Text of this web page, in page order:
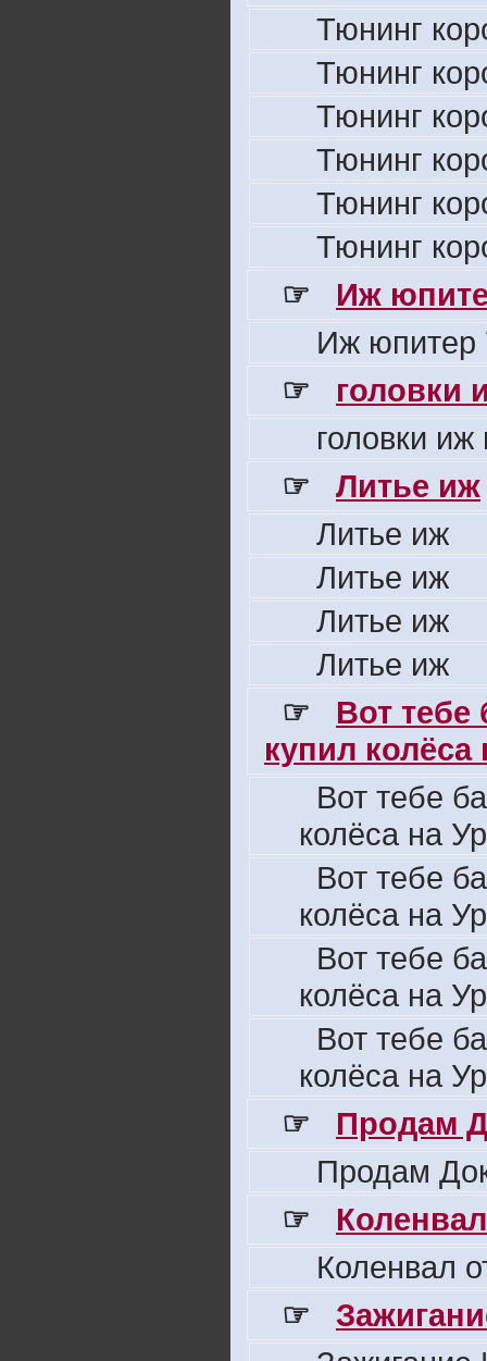
Тюнинг
Тюнинг
Тюнинг
Тюнинг
Тюнинг
Тюнинг
☞
Иж
Иж юпитер
☞
головки
головки
☞
Литье иж
Литье иж
Литье иж
Литье иж
Литье иж
☞
Вот
купил колёса
Вот тебе
колёса на
Вот тебе
колёса на
Вот тебе
колёса на
Вот тебе
колёса на
☞
Продам
Продам
☞
Коленвал
☞